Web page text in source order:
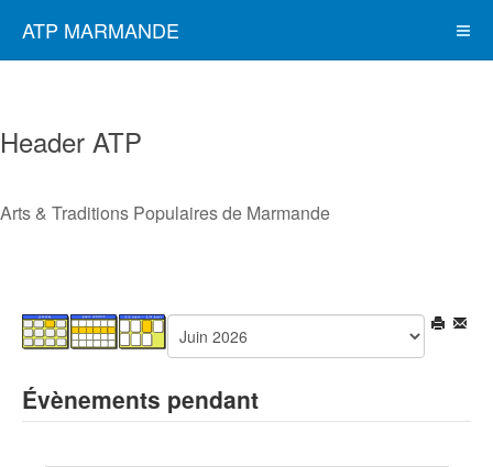
ATP MARMANDE
Header ATP
Arts & Traditions Populaires de Marmande
Évènements pendant